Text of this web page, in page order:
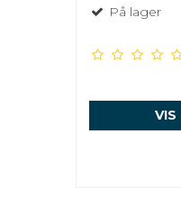
På lager
VIS